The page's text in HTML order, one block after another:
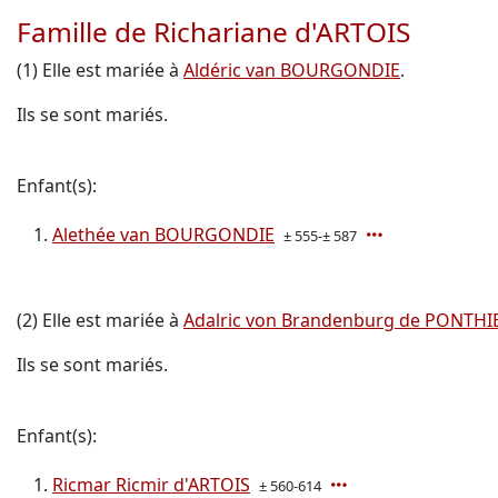
Famille de Richariane d'ARTOIS
(1) Elle est mariée à Aldéric van BOURGONDIE.
Ils se sont mariés.
Enfant(s):
Alethée van BOURGONDIE ± 555-± 587
(2) Elle est mariée à Adalric von Brandenburg de
Ils se sont mariés.
Enfant(s):
Ricmar Ricmir d'ARTOIS ± 560-614